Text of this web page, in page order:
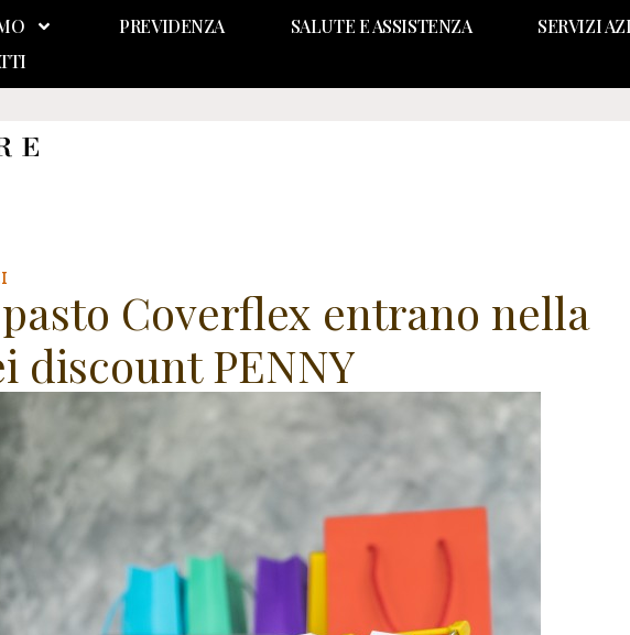
PREVIDENZA SALUTE E ASSISTENZA SERVIZI
Coverflex entrano nella
discount PENNY